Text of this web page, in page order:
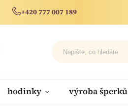
+420 777 007 189
hodinky výroba šperků